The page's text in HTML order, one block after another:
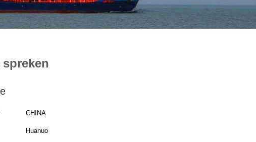
spreken
CHINA
Huanuo